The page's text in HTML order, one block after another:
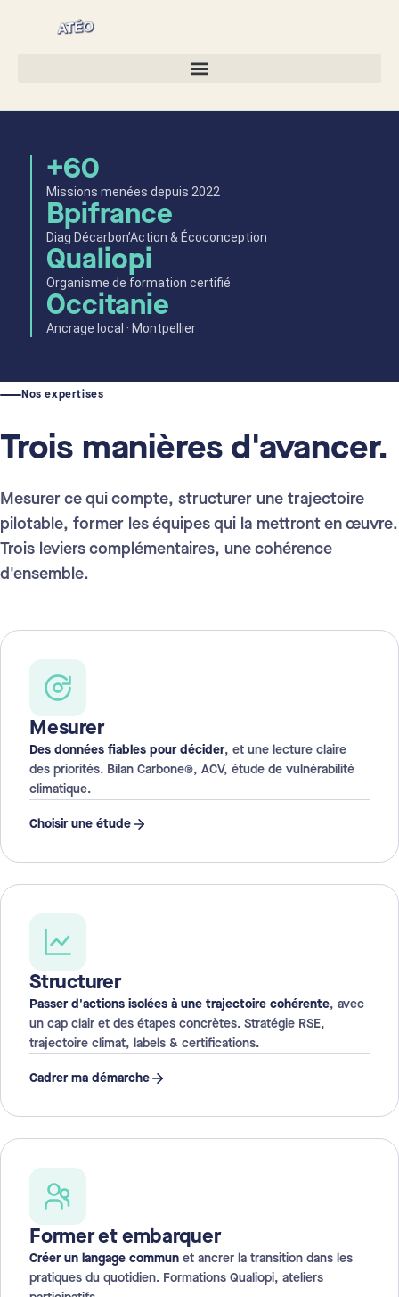
+60
Missions menées depuis 2022
Bpifrance
Diag Décarbon’Action & Écoconception
Qualiopi
Organisme de formation certifié
Occitanie
Ancrage local · Montpellier
Nos expertises
Trois manières d'avancer.
Mesurer ce qui compte, structurer une trajectoire
pilotable, former les équipes qui la mettront en œuvre.
Trois leviers complémentaires, une cohérence
d'ensemble.
Mesurer
Des données fiables pour décider, et une lecture claire
des priorités. Bilan Carbone®, ACV, étude de vulnérabilité
climatique.
Choisir une étude
Structurer
Passer d'actions isolées à une trajectoire cohérente, avec
un cap clair et des étapes concrètes. Stratégie RSE,
trajectoire climat, labels & certifications.
Cadrer ma démarche
Former et embarquer
Créer un langage commun et ancrer la transition dans les
pratiques du quotidien. Formations Qualiopi, ateliers